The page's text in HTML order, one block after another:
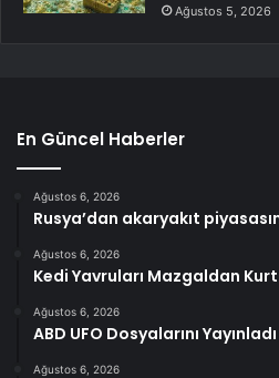
Ağustos 5, 2026
En Güncel Haberler
Ağustos 6, 2026
Rusya’dan akaryakıt
Ağustos 6, 2026
Kedi Yavruları Mazgaldan
Ağustos 6, 2026
ABD UFO Dosyalarını Yayınladı
Ağustos 6, 2026